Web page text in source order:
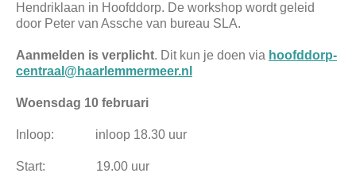
Hendriklaan in Hoofddorp. De workshop wordt geleid
door Peter van Assche van bureau SLA.
Aanmelden is verplicht. Dit kun je doen via hoofddorp-
centraal@haarlemmermeer.nl
Woensdag 10 februari
Inloop: inloop 18.30 uur
Start: 19.00 uur